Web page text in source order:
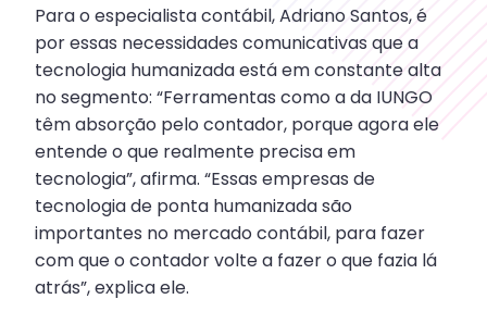
Para o especialista contábil, Adriano Santos, é
por essas necessidades comunicativas que a
tecnologia humanizada está em constante alta
no segmento: “Ferramentas como a da IUNGO
têm absorção pelo contador, porque agora ele
entende o que realmente precisa em
tecnologia”, afirma. “Essas empresas de
tecnologia de ponta humanizada são
importantes no mercado contábil, para fazer
com que o contador volte a fazer o que fazia lá
atrás”, explica ele.